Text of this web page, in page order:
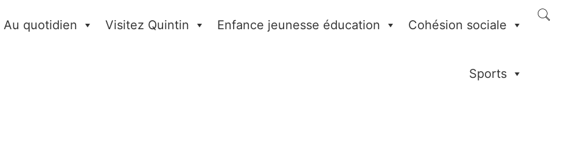
Au quotidien Visitez Quintin Enfance jeunesse éducation Cohésion sociale
Sports